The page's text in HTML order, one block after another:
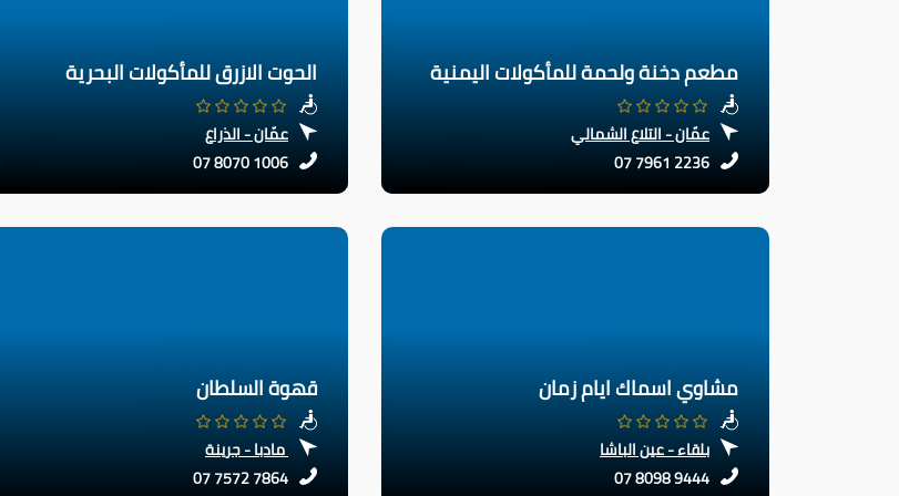
مطعم دخنة ولحمة للمأكولات اليمنية
عمّان - التلاع الشمالي
07 7961 2236
الحوت الازرق للمأكولات البحرية
عمّان - الذراع
07 8070 1006
مشاوي اسماك ايام زمان
بلقاء - عين الباشا
07 8098 9444
قهوة السلطان
مادبا - جرينة
07 7572 7864